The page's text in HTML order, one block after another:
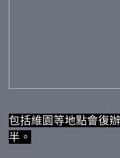
包括維園等地點會復
半。